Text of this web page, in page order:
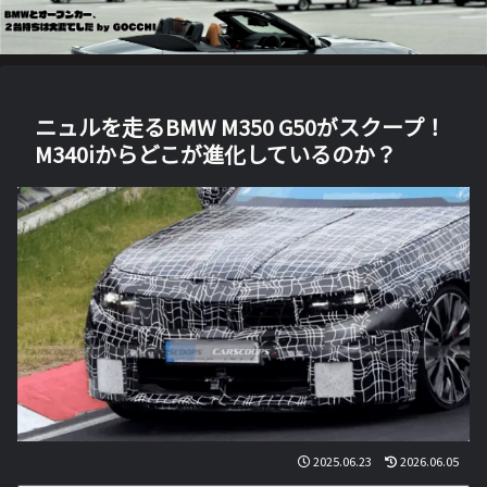
ニュルを走るBMW M350 G50がスクープ！
M340iからどこが進化しているのか？
2025.06.23 2026.06.05